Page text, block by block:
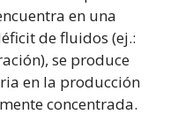
en una
de fluidos (ej.:
se produce
en la producción
concentrada.